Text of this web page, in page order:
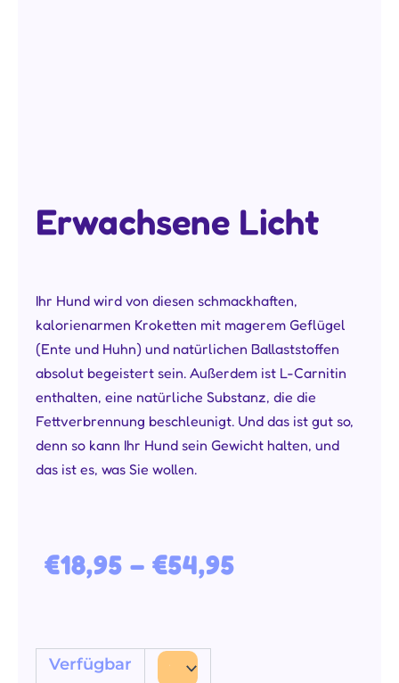
Erwachsene Licht
Ihr Hund wird von diesen schmackhaften,
kalorienarmen Kroketten mit magerem Geflügel
(Ente und Huhn) und natürlichen Ballaststoffen
absolut begeistert sein. Außerdem ist L-Carnitin
enthalten, eine natürliche Substanz, die die
Fettverbrennung beschleunigt. Und das ist gut so,
denn so kann Ihr Hund sein Gewicht halten, und
das ist es, was Sie wollen.
€18,95 – €54,95
Verfügbar
Adult